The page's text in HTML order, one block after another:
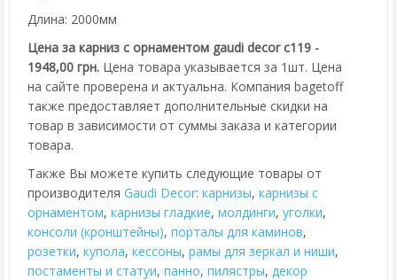
Длина: 2000мм
Цена за карниз с орнаментом gaudi decor c119 -
1948,00 грн. Цена товара указывается за 1шт. Цена
на сайте проверена и актуальна. Компания bagetoff
также предоставляет дополнительные скидки на
товар в зависимости от суммы заказа и категории
товара.
Также Вы можете купить следующие товары от
производителя Gaudi Decor: карнизы, карнизы с
орнаментом, карнизы гладкие, молдинги, уголки,
консоли (кронштейны), порталы для каминов,
розетки, купола, кессоны, рамы для зеркал и ниши,
постаменты и статуи, панно, пилястры, декор